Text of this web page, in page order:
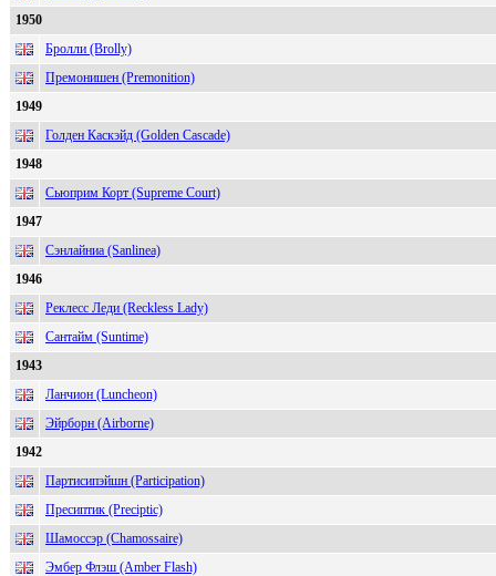
1950
Бролли (Brolly)
Премонишен (Premonition)
1949
Голден Каскэйд (Golden Cascade)
1948
Сьюприм Корт (Supreme Court)
1947
Сэнлайниа (Sanlinea)
1946
Реклесс Леди (Reckless Lady)
Сантайм (Suntime)
1943
Ланчион (Luncheon)
Эйрборн (Airborne)
1942
Партисипэйшн (Participation)
Пресиптик (Preciptic)
Шамоссэр (Chamossaire)
Эмбер Флэш (Amber Flash)